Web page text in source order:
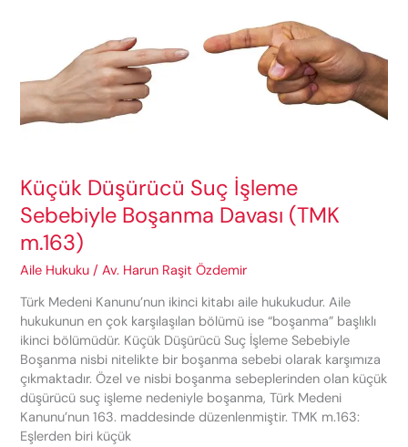
Küçük Düşürücü Suç İşleme
Sebebiyle Boşanma Davası (TMK
m.163)
Aile Hukuku /Av. Harun Raşit Özdemir
Türk Medeni Kanunu’nun ikinci kitabı aile hukukudur. Aile
hukukunun en çok karşılaşılan bölümü ise “boşanma” başlıklı
ikinci bölümüdür. Küçük Düşürücü Suç İşleme Sebebiyle
Boşanma nisbi nitelikte bir boşanma sebebi olarak karşımıza
çıkmaktadır. Özel ve nisbi boşanma sebeplerinden olan küçük
düşürücü suç işleme nedeniyle boşanma, Türk Medeni
Kanunu’nun 163. maddesinde düzenlenmiştir. TMK m.163:
Eşlerden biri küçük